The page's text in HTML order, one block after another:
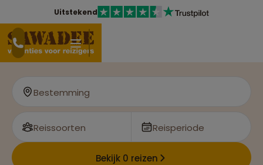
Uitstekend
Bestemming
Reissoorten Reisperiode
Bekijk 0 reizen